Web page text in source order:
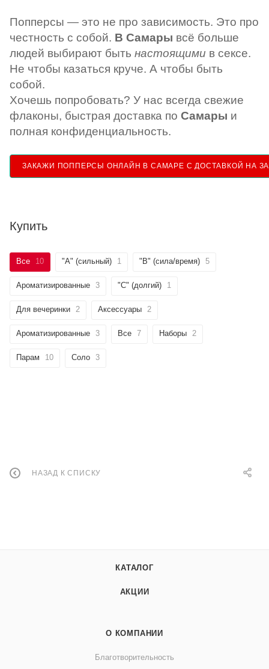
Попперсы — это не про зависимость. Это про
честность с собой. В Самары всё больше
людей выбирают быть настоящими в сексе.
Не чтобы казаться круче. А чтобы быть
собой.
Хочешь попробовать? У нас всегда свежие
флаконы, быстрая доставка по Самары и
полная конфиденциальность.
ЗАКАЖИ ПОППЕРСЫ ОНЛАЙН В САМАРЕ С ДОСТАВКОЙ НА
Купить
Все 10 "А" (сильный) 1 "B" (сила/время) 5
Ароматизированные 3 "C" (долгий) 1
Для вечеринки 2 Аксессуары 2
Ароматизированные 3 Все 7 Наборы 2
Парам 10 Соло 3
НАЗАД К СПИСКУ
КАТАЛОГ
АКЦИИ
О КОМПАНИИ
Благотворительность